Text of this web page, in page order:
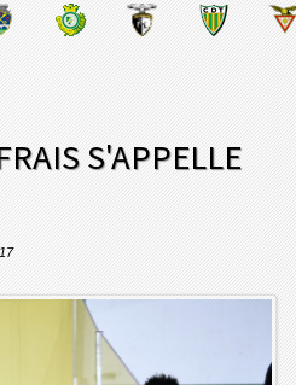
S'APPELLE